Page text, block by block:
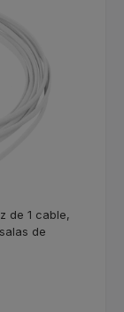
de 1 cable,
de